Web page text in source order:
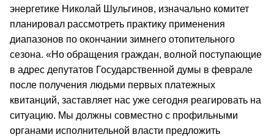
энергетике Николай Шульгинов, изначально комитет
планировал рассмотреть практику применения
диапазонов по окончании зимнего отопительного
сезона. «Но обращения граждан, волной поступающие
в адрес депутатов Государственной думы в феврале
после получения людьми первых платежных
квитанций, заставляет нас уже сегодня реагировать на
ситуацию. Мы должны совместно с профильными
органами исполнительной власти предложить